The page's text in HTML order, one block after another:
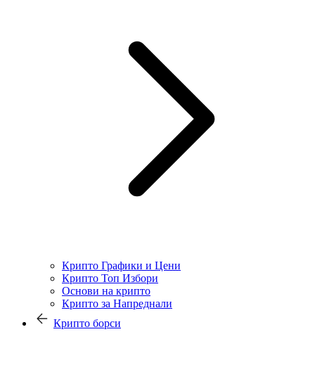
Крипто Графики и Цени
Крипто Топ Избори
Основи на крипто
Крипто за Напреднали
Крипто борси